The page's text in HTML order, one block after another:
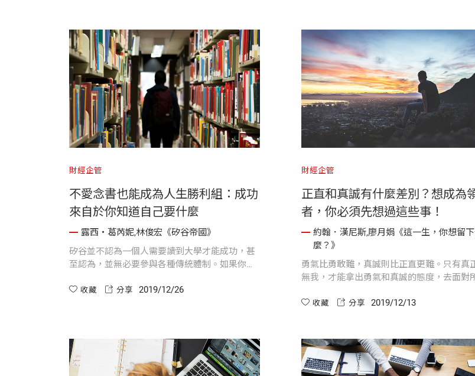
財經企管
不愛念書也能成為人生勝利組：成功
來自於你知道自己要什麼
露西・葛芮妮,林俊宏《矽谷帝國》
矽谷並不認為一個人需要讀到大學才能成功，甚
至認為，並無必要參與各種傳統體制。如果你可
的監管呢？
收藏 分享 2019/12/26
財經企管
正直和真誠有什麼差別？想成為
者，你必須先想過這些事！
約翰．漢尼斯,廖月娟《這一生，你想留
麼？》
勇氣比勇敢難，真誠則比正直更難。只有真
無我，才能拿出勇氣和真誠的態度，去面對
收藏 分享 2019/12/13